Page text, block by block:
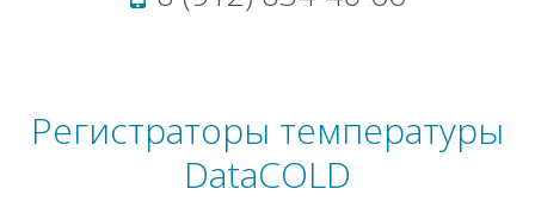
Регистраторы температуры
DataCOLD